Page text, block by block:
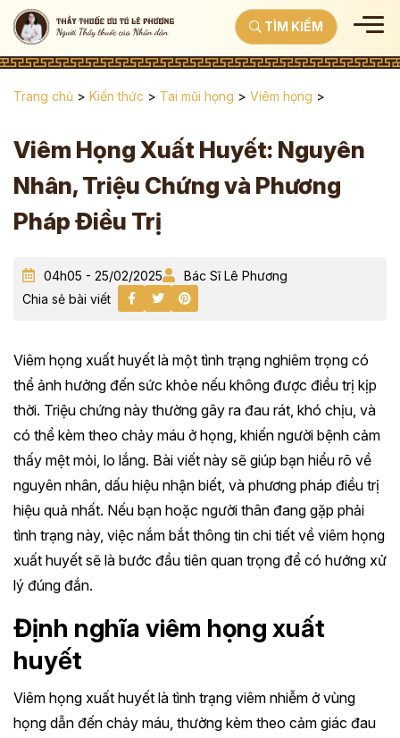
TÌM KIẾM
Trang chủ > Kiến thức > Tai mũi họng > Viêm họng >
Viêm Họng Xuất Huyết: Nguyên
Nhân, Triệu Chứng và Phương
Pháp Điều Trị
04h05 - 25/02/2025
Bác Sĩ Lê Phương
Chia sẻ bài viết
Viêm họng xuất huyết là một tình trạng nghiêm trọng có
thể ảnh hưởng đến sức khỏe nếu không được điều trị kịp
thời. Triệu chứng này thường gây ra đau rát, khó chịu, và
có thể kèm theo chảy máu ở họng, khiến người bệnh cảm
thấy mệt mỏi, lo lắng. Bài viết này sẽ giúp bạn hiểu rõ về
nguyên nhân, dấu hiệu nhận biết, và phương pháp điều trị
hiệu quả nhất. Nếu bạn hoặc người thân đang gặp phải
tình trạng này, việc nắm bắt thông tin chi tiết về viêm họng
xuất huyết sẽ là bước đầu tiên quan trọng để có hướng xử
lý đúng đắn. ​​
Định nghĩa viêm họng xuất
huyết
Viêm họng xuất huyết là tình trạng viêm nhiễm ở vùng
họng dẫn đến chảy máu, thường kèm theo cảm giác đau